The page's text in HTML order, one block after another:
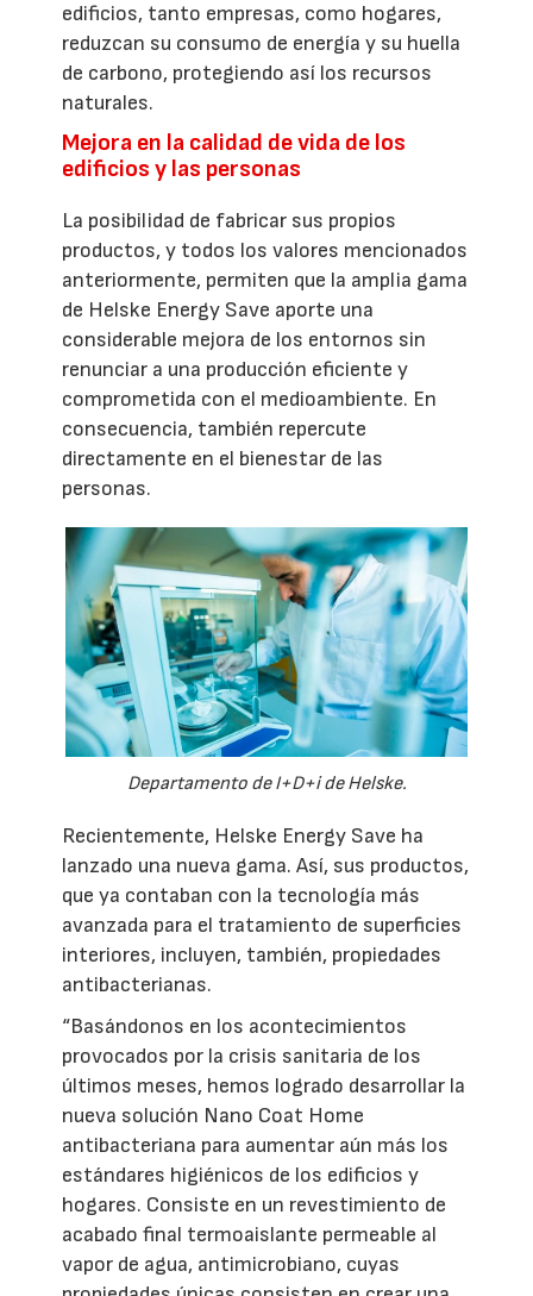
edificios, tanto empresas, como hogares,
reduzcan su consumo de energía y su huella
de carbono, protegiendo así los recursos
naturales.
Mejora en la calidad de vida de los
edificios y las personas
La posibilidad de fabricar sus propios
productos, y todos los valores mencionados
anteriormente, permiten que la amplia gama
de Helske Energy Save aporte una
considerable mejora de los entornos sin
renunciar a una producción eficiente y
comprometida con el medioambiente. En
consecuencia, también repercute
directamente en el bienestar de las
personas.
Departamento de I+D+i de Helske.
Recientemente, Helske Energy Save ha
lanzado una nueva gama. Así, sus productos,
que ya contaban con la tecnología más
avanzada para el tratamiento de superficies
interiores, incluyen, también, propiedades
antibacterianas.
“Basándonos en los acontecimientos
provocados por la crisis sanitaria de los
últimos meses, hemos logrado desarrollar la
nueva solución Nano Coat Home
antibacteriana para aumentar aún más los
estándares higiénicos de los edificios y
hogares. Consiste en un revestimiento de
acabado final termoaislante permeable al
vapor de agua, antimicrobiano, cuyas